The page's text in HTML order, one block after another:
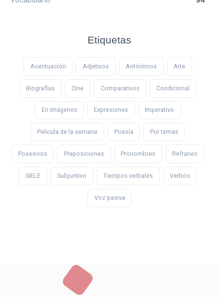
Etiquetas
Acentuación Adjetivos Antónimos Arte
Biografías Cine Comparativos Condicional
En imágenes Expresiones Imperativo
Película de la semana Poesía Por temas
Posesivos Preposiciones Pronombres Refranes
SIELE Subjuntivo Tiempos verbales Verbos
Voz pasiva